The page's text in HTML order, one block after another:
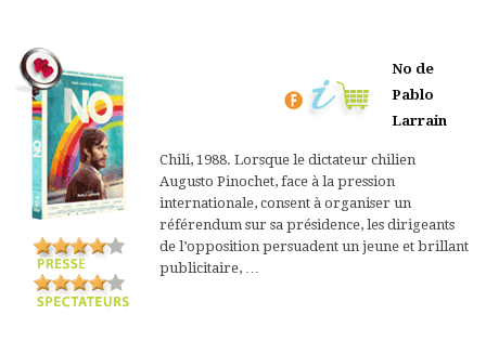
No de
Pablo
Larrain
Chili, 1988. Lorsque le dictateur chilien
Augusto Pinochet, face à la pression
internationale, consent à organiser un
référendum sur sa présidence, les dirigeants
de l’opposition persuadent un jeune et brillant
publicitaire, …